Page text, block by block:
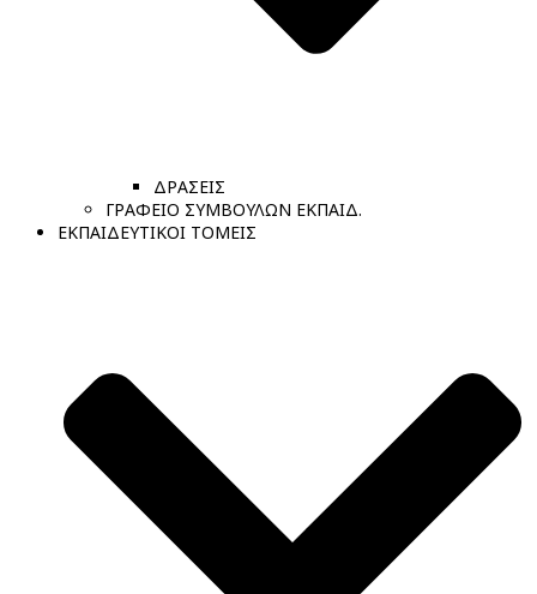
ΔΡΑΣΕΙΣ
ΓΡΑΦΕΙΟ ΣΥΜΒΟΥΛΩΝ ΕΚΠΑΙΔ.
ΕΚΠΑΙΔΕΥΤΙΚΟΙ ΤΟΜΕΙΣ